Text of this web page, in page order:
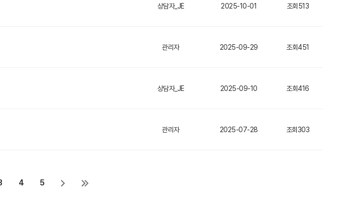
상담자_JE 2025-10-01 조회513
관리자 2025-09-29 조회451
상담자_JE 2025-09-10 조회416
관리자 2025-07-28 조회303
4
5